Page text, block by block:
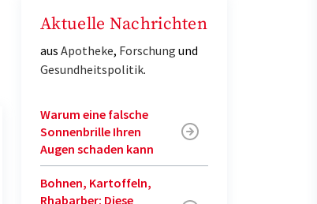
Aktuelle Nachrichten
aus Apotheke, Forschung und
Gesundheitspolitik.
Warum eine falsche
Sonnenbrille Ihren
Augen schaden kann
Bohnen, Kartoffeln,
Rhabarber: Diese